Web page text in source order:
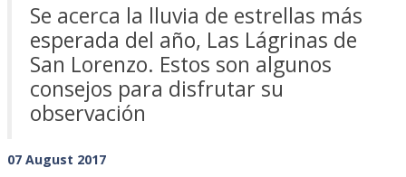
Se acerca la lluvia de estrellas más
esperada del año, Las Lágrinas de
San Lorenzo. Estos son algunos
consejos para disfrutar su
observación
07 August 2017